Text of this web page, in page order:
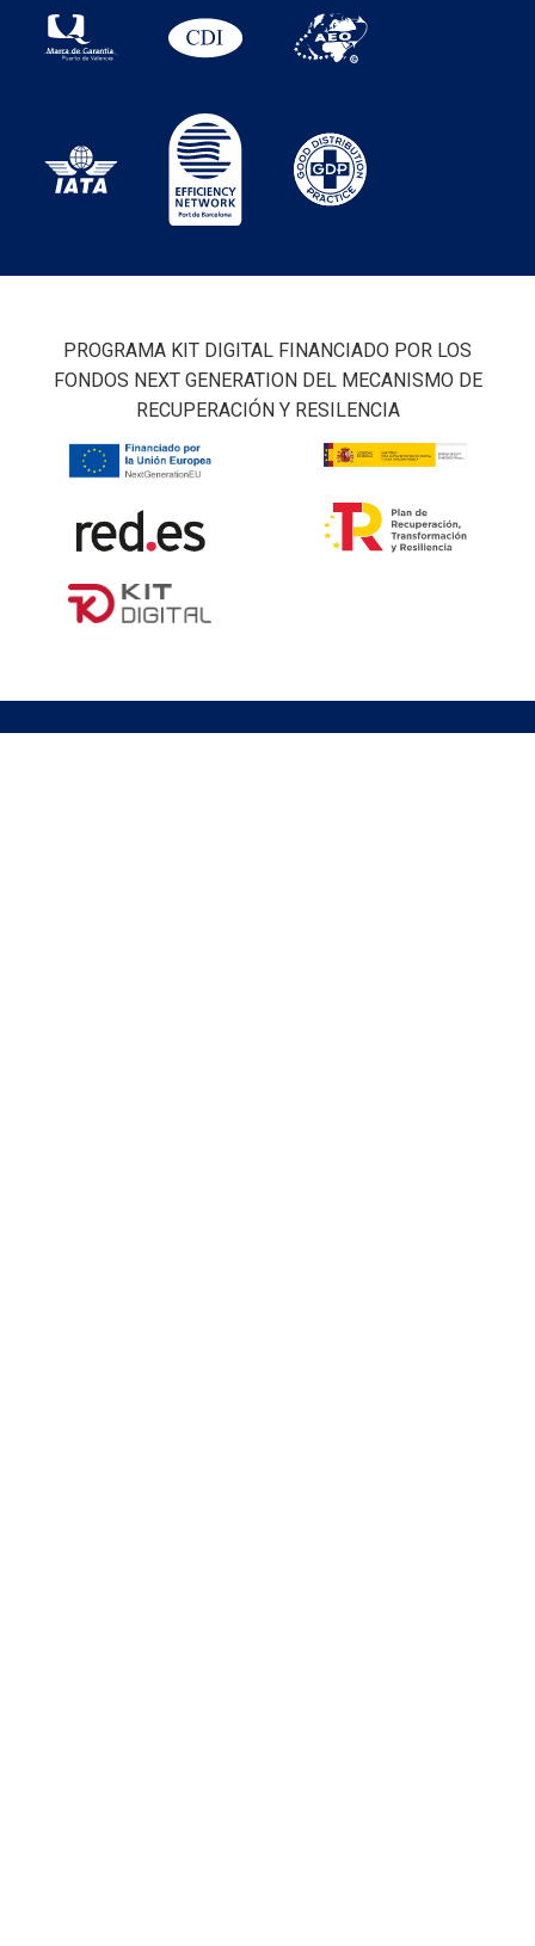
PROGRAMA KIT DIGITAL FINANCIADO POR LOS
FONDOS NEXT GENERATION DEL MECANISMO DE
RECUPERACIÓN Y RESILENCIA